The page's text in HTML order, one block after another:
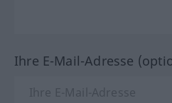
Ihre E-Mail-Adresse